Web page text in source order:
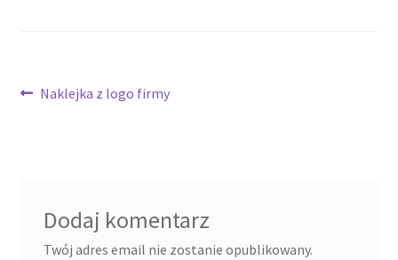
Cennik koszy świątecznych
Checkout
Nawigacja
Poprzedni
Naklejka z logo firmy
Dodaj komentarz
Twój adres email nie zostanie opublikowany.